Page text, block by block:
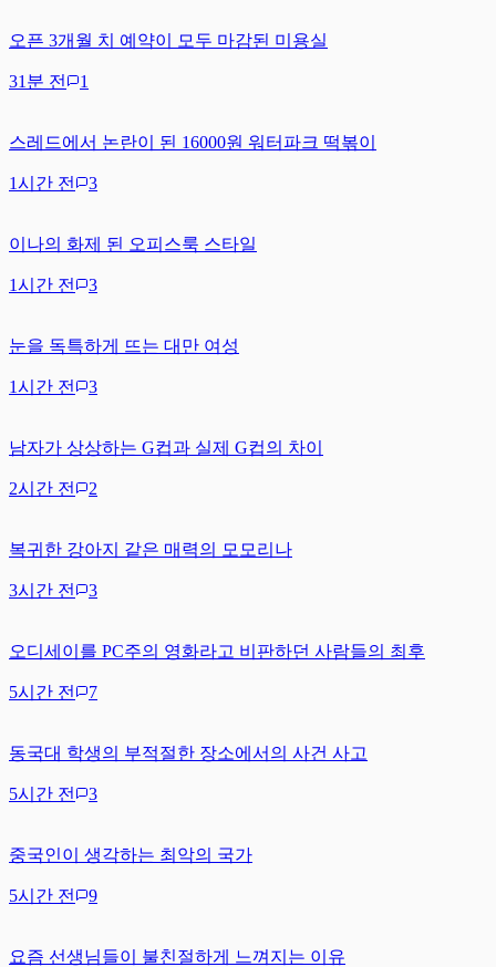
오픈 3개월 치 예약이 모두 마감된 미용실
31분 전 1
스레드에서 논란이 된 16000원 워터파크 떡볶이
1시간 전 3
이나의 화제 된 오피스룩 스타일
1시간 전 3
눈을 독특하게 뜨는 대만 여성
1시간 전 3
남자가 상상하는 G컵과 실제 G컵의 차이
2시간 전 2
복귀한 강아지 같은 매력의 모모리나
3시간 전 3
오디세이를 PC주의 영화라고 비판하던 사람들의 최후
5시간 전 7
동국대 학생의 부적절한 장소에서의 사건 사고
5시간 전 3
중국인이 생각하는 최악의 국가
5시간 전 9
요즘 선생님들이 불친절하게 느껴지는 이유